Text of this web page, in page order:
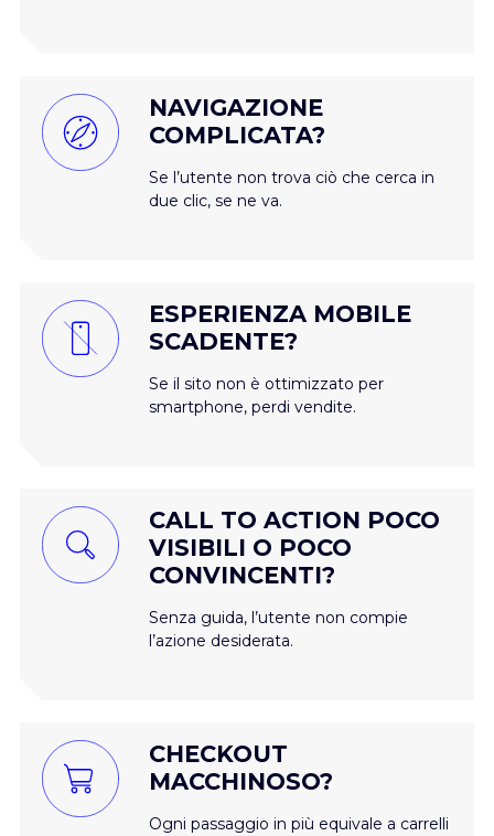
NAVIGAZIONE
COMPLICATA?
Se l’utente non trova ciò che cerca in
due clic, se ne va.
ESPERIENZA MOBILE
SCADENTE?
Se il sito non è ottimizzato per
smartphone, perdi vendite.
CALL TO ACTION POCO
VISIBILI O POCO
CONVINCENTI?
Senza guida, l’utente non compie
l’azione desiderata.
CHECKOUT
MACCHINOSO?
Ogni passaggio in più equivale a carrelli